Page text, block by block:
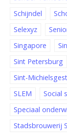
Schijndel
Selexyz
Singapore
Sint Petersburg
Sint-
SLEM
Social
Speciaal
Stadsbrouwerij